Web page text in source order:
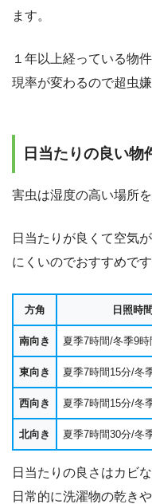
ます。
１年以上経っている物
現率が変わるので超虫
日当たりの良い物
害虫は湿度の高い場所
日当たりが良くて空気
にくいのでおすすめです
方角 日照時間
南向き 夏季7時間/冬季9時
東向き 夏季7時間15分/冬
西向き 夏季7時間15分/冬
北向き 夏季7時間30分/冬
日当たりの良さはカビ
日常的に洗濯物の乾き